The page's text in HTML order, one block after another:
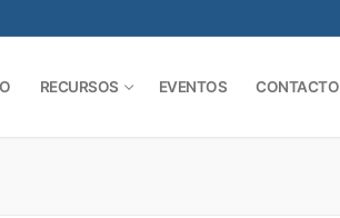
RECURSOS EVENTOS CONTACTO